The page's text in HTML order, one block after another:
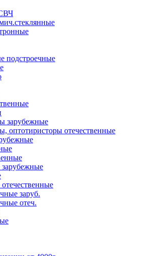
подстроечные
зарубежные
оптотиристоры отечественные
заруб.
отеч.